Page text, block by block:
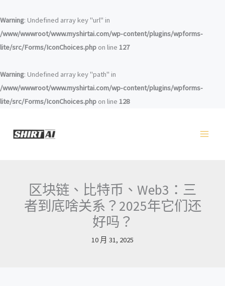
Warning: Undefined array key "url" in
/www/wwwroot/www.myshirtai.com/wp-content/plugins/wpforms-
lite/src/Forms/IconChoices.php on line 127
Warning: Undefined array key "path" in
/www/wwwroot/www.myshirtai.com/wp-content/plugins/wpforms-
lite/src/Forms/IconChoices.php on line 128
至
内
容
区块链、比特币、Web3：三
者到底啥关系？2025年它们还
好吗？
10 月 31, 2025